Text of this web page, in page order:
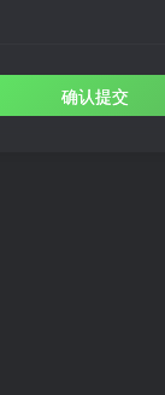
确认提交